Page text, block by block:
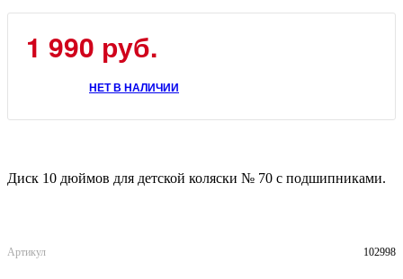
1 990 руб.
НЕТ В НАЛИЧИИ
Диск 10 дюймов для детской коляски № 70 с подшипниками.
Артикул 102998